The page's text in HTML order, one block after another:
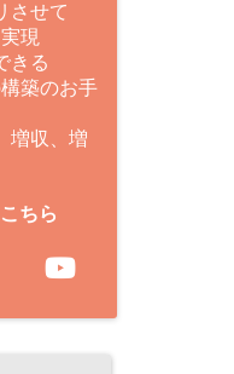
させて
現
きる
築のお手
増収、増
ちら